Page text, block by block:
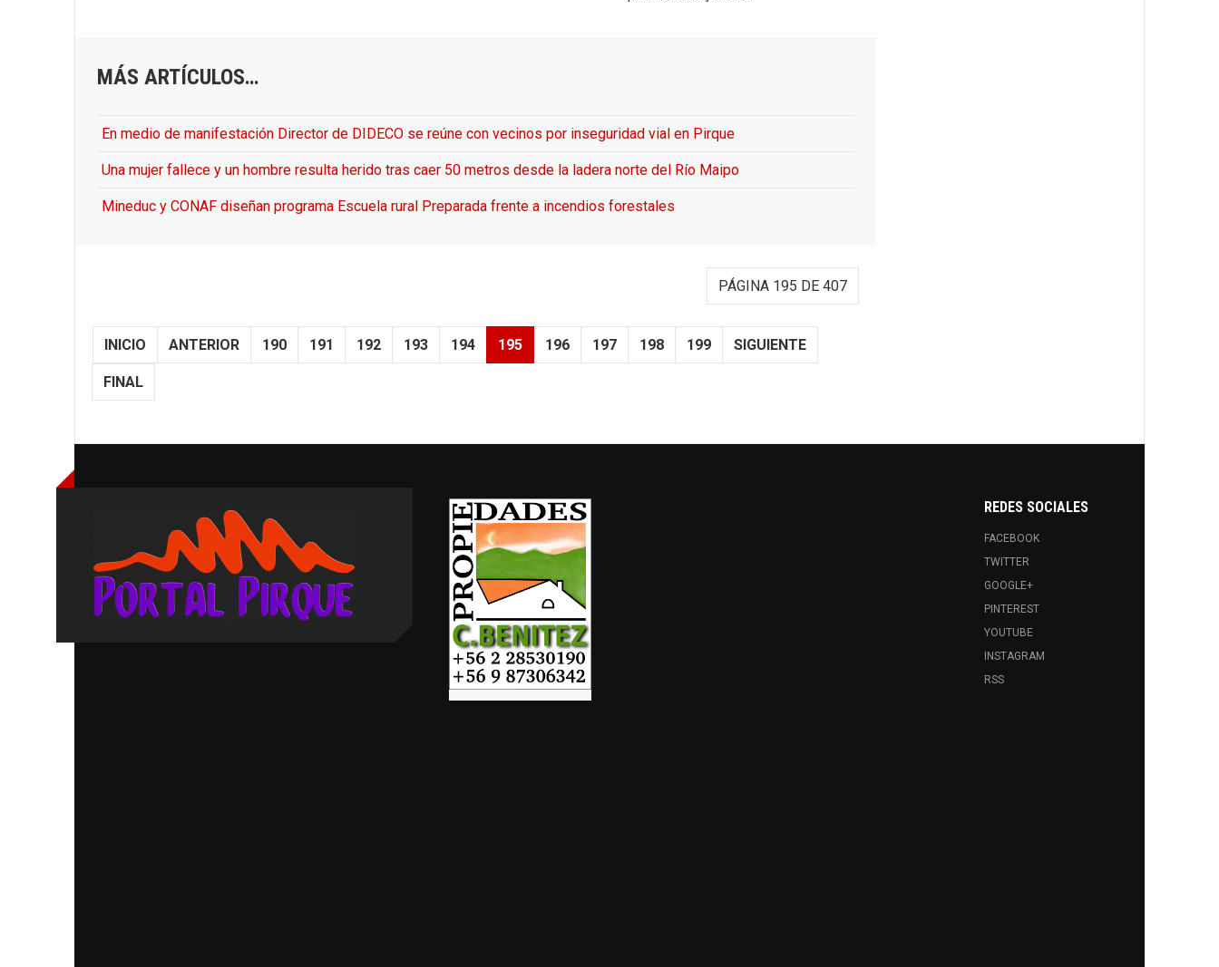
MÁS ARTÍCULOS…
En medio de manifestación Director de DIDECO se reúne con vecinos por inseguridad vial en Pirque
Una mujer fallece y un hombre resulta herido tras caer 50 metros desde la ladera norte del Río Maipo
Mineduc y CONAF diseñan programa Escuela rural Preparada frente a incendios forestales
PÁGINA 195 DE 407
INICIO ANTERIOR 190 191 192 193 194 195 196 197 198 199 SIGUIENTE
FINAL
REDES SOCIALES
FACEBOOK
TWITTER
GOOGLE+
PINTEREST
YOUTUBE
INSTAGRAM
RSS